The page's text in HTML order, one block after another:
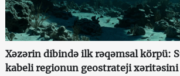
Xəzərin dibində ilk rəqəmsal körpü:
kabeli regionun geostrateji xəritəsini